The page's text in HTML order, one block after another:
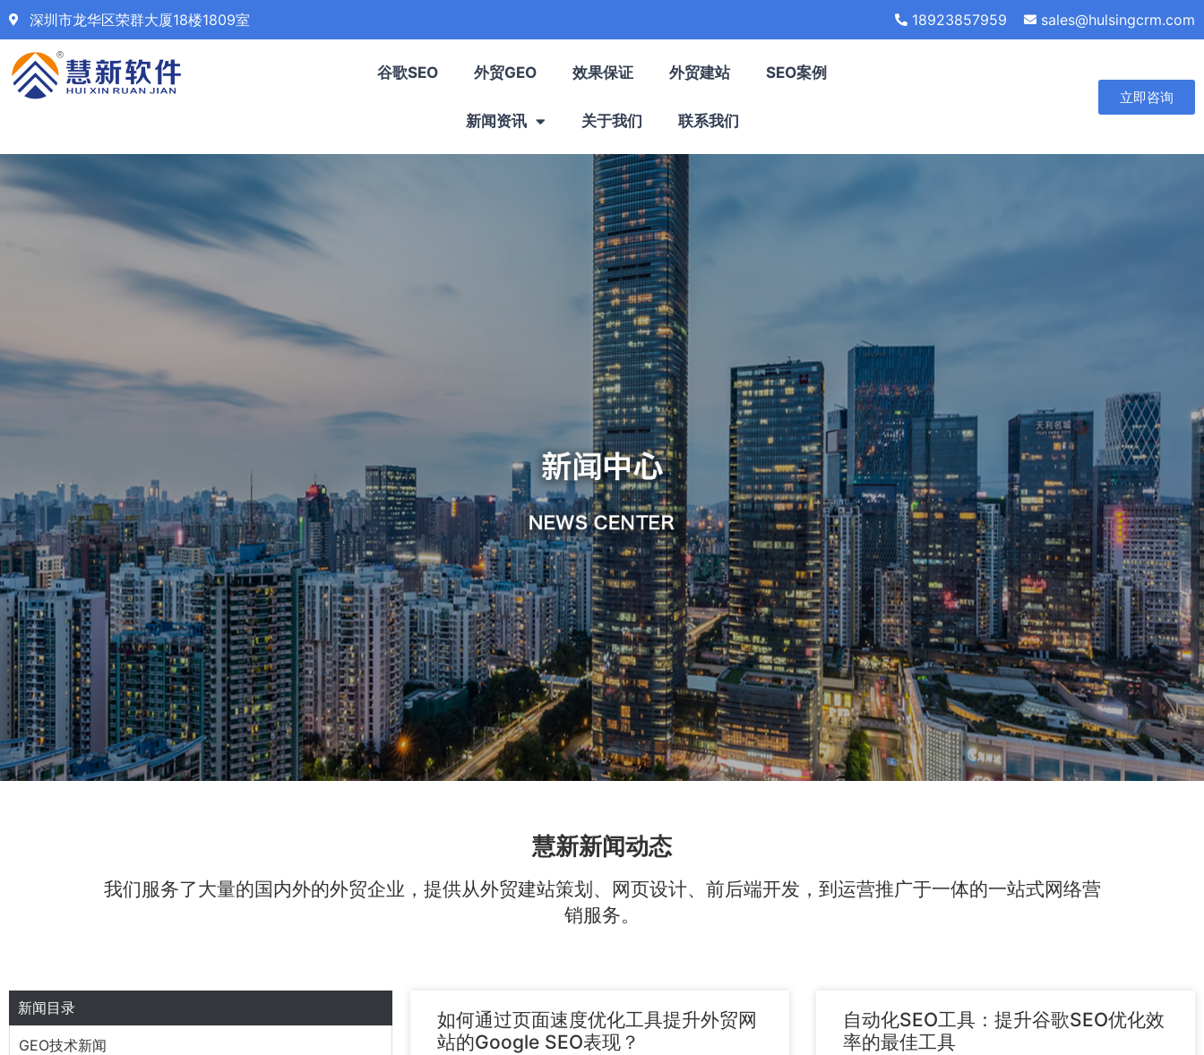
深圳市龙华区荣群大厦18楼1809室 18923857959 sales@hulsingcrm.com
谷歌SEO 外贸GEO 效果保证 外贸建站 SEO案例
新闻资讯 关于我们 联系我们
立即咨询
慧新新闻动态
我们服务了大量的国内外的外贸企业，提供从外贸建站策划、网页设计、前后端开发，到运营推广于一体的一站式网络营
销服务。
新闻目录
GEO技术新闻
如何通过页面速度优化工具提升外贸网
站的Google SEO表现？
自动化SEO工具：提升谷歌SEO优化效
率的最佳工具